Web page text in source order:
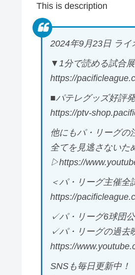
This is description
2024年9月23日 ライ
▼1分で読める試合
https://
■パテレグッズ好評
https://ptv-
他にもパ・リーグの
全てを見逃さないた
▷https://
＜パ・リーグ主催
https://
✓パ・リーグ6球団
✓パ・リーグの過去
https://
SNSも毎日更新中！